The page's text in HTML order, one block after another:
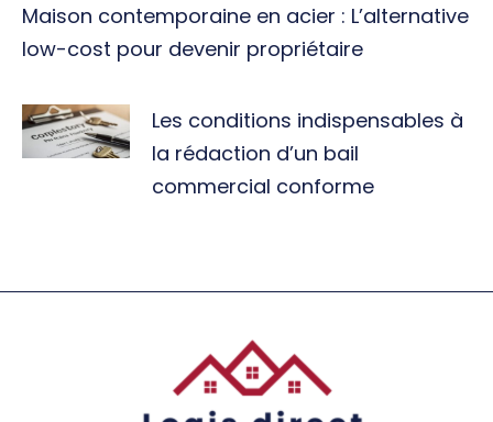
Maison contemporaine en acier : L’alternative
low-cost pour devenir propriétaire
Les conditions indispensables à
la rédaction d’un bail
commercial conforme